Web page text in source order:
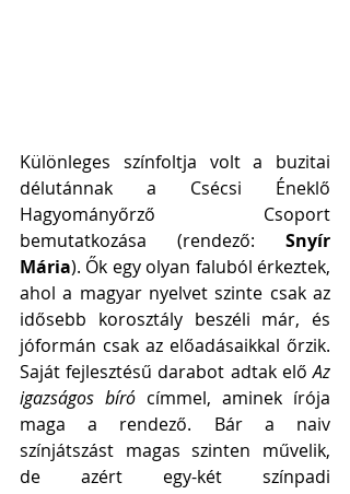
Különleges színfoltja volt a buzitai
délutánnak a Csécsi Éneklő
Hagyományőrző Csoport
bemutatkozása (rendező: Snyír
Mária). Ők egy olyan faluból érkeztek,
ahol a magyar nyelvet szinte csak az
idősebb korosztály beszéli már, és
jóformán csak az előadásaikkal őrzik.
Saját fejlesztésű darabot adtak elő Az
igazságos bíró címmel, aminek írója
maga a rendező. Bár a naiv
színjátszást magas szinten művelik,
de azért egy-két színpadi